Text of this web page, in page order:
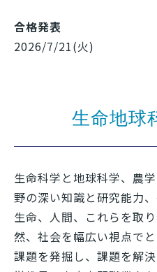
合格発表
2026/7/21(火)
生命地球
生命科学と地球科学、農
野の深い知識と研究能力
生命、人間、これらを取
然、社会を幅広い視点で
課題を発掘し、課題を解